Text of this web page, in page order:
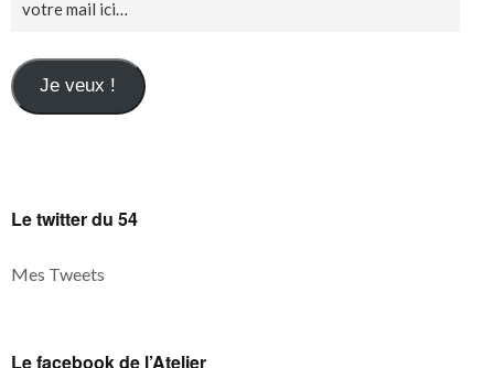
Je veux !
Le twitter du 54
Mes Tweets
Le facebook de l’Atelier